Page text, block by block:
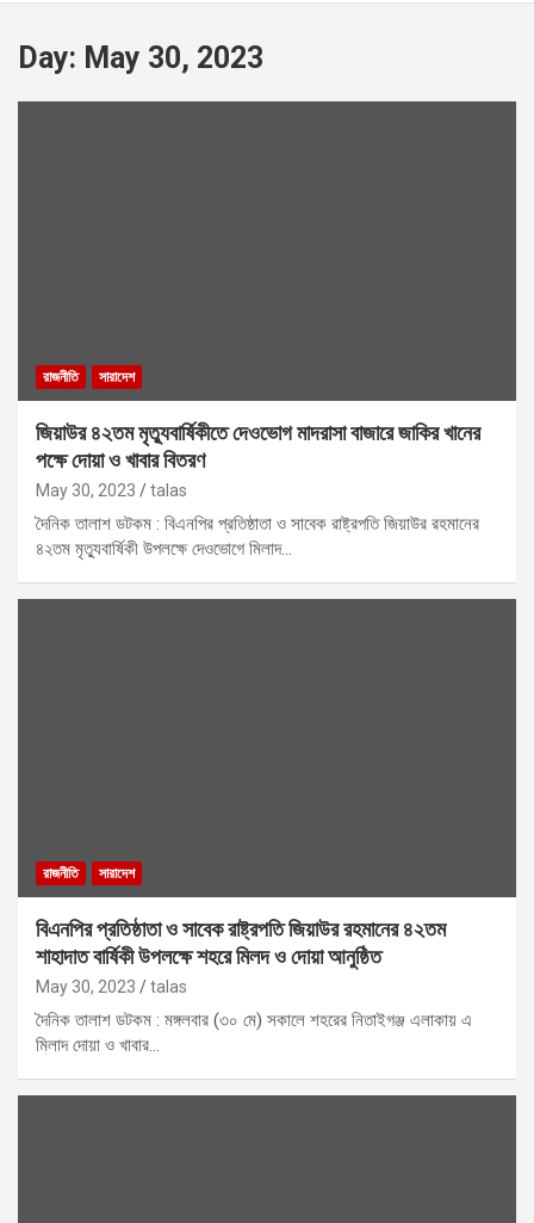
Day: May 30, 2023
রাজনীতি সারাদেশ
জিয়াউর ৪২তম মৃত্যুবার্ষিকীতে দেওভোগ মাদরাসা বাজারে জাকির খানের
পক্ষে দোয়া ও খাবার বিতরণ
May 30, 2023 talas
দৈনিক তালাশ ডটকম : বিএনপির প্রতিষ্ঠাতা ও সাবেক রাষ্ট্রপতি জিয়াউর রহমানের
৪২তম মৃত্যুবার্ষিকী উপলক্ষে দেওভোগে মিলাদ…
রাজনীতি সারাদেশ
বিএনপির প্রতিষ্ঠাতা ও সাবেক রাষ্ট্রপতি জিয়াউর রহমানের ৪২তম
শাহাদাত বার্ষিকী উপলক্ষে শহরে মিলদ ও দোয়া আনুষ্ঠিত
May 30, 2023 talas
দৈনিক তালাশ ডটকম : মঙ্গলবার (৩০ মে) সকালে শহরের নিতাইগঞ্জ এলাকায় এ
মিলাদ দোয়া ও খাবার…